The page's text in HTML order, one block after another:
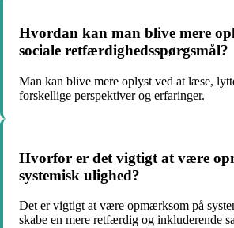
Hvordan kan man blive mere
sociale retfærdighedsspørgsmål?
Man kan blive mere oplyst ved at læse,
forskellige perspektiver og erfaringer.
Hvorfor er det vigtigt at være
systemisk ulighed?
Det er vigtigt at være opmærksom på
skabe en mere retfærdig og inkluderende